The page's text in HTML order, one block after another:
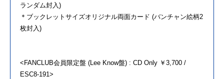
ランダム封入)
＊ブックレットサイズオリジナル両面カード (バンチャン絵柄2
枚封入)
<FANCLUB会員限定盤 (Lee Know盤) : CD Only ￥3,700 /
ESC8-191>